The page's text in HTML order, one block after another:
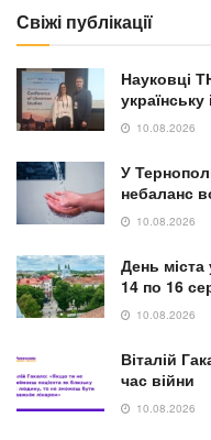
Свіжі публікації
Науковці
українську
10.08.2026
У
небаланс
10.08.2026
День міста
14 по 16
10.08.2026
Віталій
час війни
10.08.2026